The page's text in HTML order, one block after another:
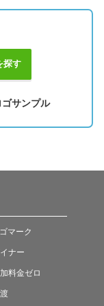
探す
マーク
ナー
料金ゼロ